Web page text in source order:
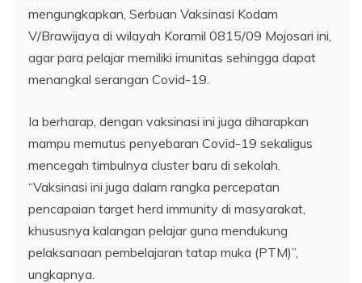
mengungkapkan, Serbuan Vaksinasi Kodam
V/Brawijaya di wilayah Koramil 0815/09 Mojosari ini,
agar para pelajar memiliki imunitas sehingga dapat
menangkal serangan Covid-19.
Ia berharap, dengan vaksinasi ini juga diharapkan
mampu memutus penyebaran Covid-19 sekaligus
mencegah timbulnya cluster baru di sekolah.
“Vaksinasi ini juga dalam rangka percepatan
pencapaian target herd immunity di masyarakat,
khususnya kalangan pelajar guna mendukung
pelaksanaan pembelajaran tatap muka (PTM)”,
ungkapnya.